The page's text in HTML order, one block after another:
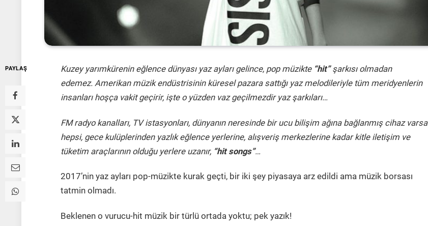
PAYLAŞ Kuzey yarımkürenin eğlence dünyası yaz ayları gelince, pop müzikte “hit”şarkısı olmadan
edemez. Amerikan müzik endüstrisinin küresel pazara sattığı yaz melodileriyle tüm meridyenlerin
insanları hoşça vakit geçirir, işte o yüzden vaz geçilmezdir yaz şarkıları…
FM radyo kanalları, TV istasyonları, dünyanın neresinde bir ucu bilişim ağına bağlanmış cihaz varsa
hepsi, gece kulüplerinden yazlık eğlence yerlerine, alışveriş merkezlerine kadar kitle iletişim ve
tüketim araçlarının olduğu yerlere uzanır, “hit songs”…
2017’nin yaz ayları pop-müzikte kurak geçti, bir iki şey piyasaya arz edildi ama müzik borsası
tatmin olmadı.
Beklenen o vurucu-hit müzik bir türlü ortada yoktu; pek yazık!